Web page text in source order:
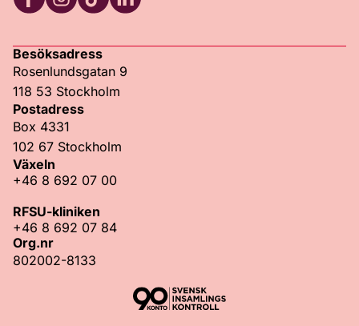
Besöksadress
Rosenlundsgatan 9
118 53 Stockholm
Postadress
Box 4331
102 67 Stockholm
Växeln
+46 8 692 07 00
RFSU-kliniken
+46 8 692 07 84
Org.nr
802002-8133